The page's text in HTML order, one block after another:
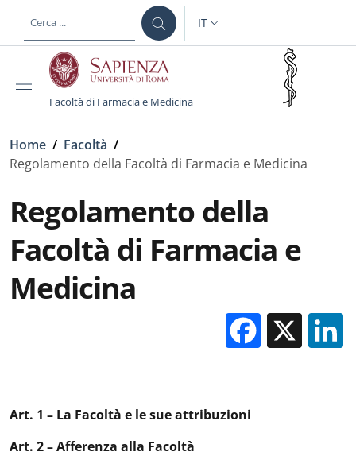
al contenuto principale
SELETTORE LINGUA:
IT
Facoltà di Farmacia e Medicina
Briciole di pane
Home / Facoltà /
Regolamento della Facoltà di Farmacia e Medicina
Regolamento della
Facoltà di Farmacia e
Medicina
X
Art. 1 – La Facoltà e le sue attribuzioni
Art. 2 – Afferenza alla Facoltà